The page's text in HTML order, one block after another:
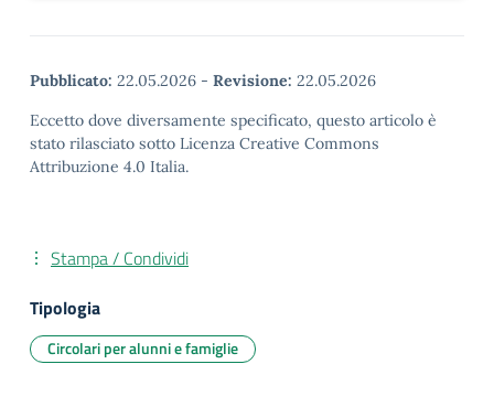
Pubblicato: 22.05.2026 - Revisione: 22.05.2026
Eccetto dove diversamente specificato, questo articolo è
stato rilasciato sotto Licenza Creative Commons
Attribuzione 4.0 Italia.
Stampa / Condividi
Tipologia
Circolari per alunni e famiglie